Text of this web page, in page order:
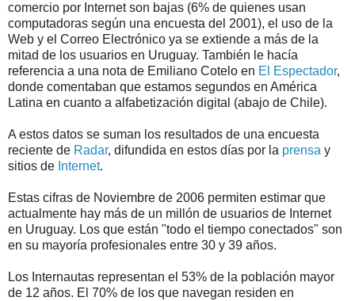
comercio por Internet son bajas (6% de quienes usan
computadoras según una encuesta del 2001), el uso de la
Web y el Correo Electrónico ya se extiende a más de la
mitad de los usuarios en Uruguay. También le hacía
referencia a una nota de Emiliano Cotelo en El Espectador,
donde comentaban que estamos segundos en América
Latina en cuanto a alfabetización digital (abajo de Chile).
A estos datos se suman los resultados de una encuesta
reciente de Radar, difundida en estos días por la prensa y
sitios de Internet.
Estas cifras de Noviembre de 2006 permiten estimar que
actualmente hay más de un millón de usuarios de Internet
en Uruguay. Los que están "todo el tiempo conectados" son
en su mayoría profesionales entre 30 y 39 años.
Los Internautas representan el 53% de la población mayor
de 12 años. El 70% de los que navegan residen en